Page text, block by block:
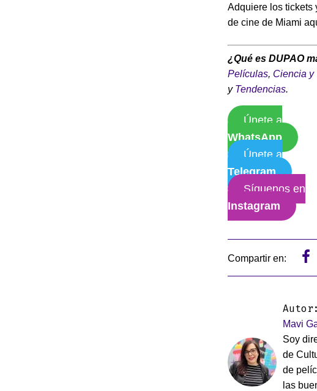
Adquiere los tickets
de cine de Miami
¿Qué es DUPAO
Películas, Ciencia y
y Tendencias.
Únete a
WhatsApp
Únete a
Telegram
Síguenos en
Instagram
Compartir en: 
Autor:
Mavi
Soy
de
de
las